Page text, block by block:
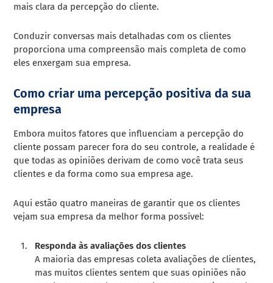
mais clara da percepção do cliente.
Conduzir conversas mais detalhadas com os clientes
proporciona uma compreensão mais completa de como
eles enxergam sua empresa.
Como criar uma percepção positiva da sua
empresa
Embora muitos fatores que influenciam a percepção do
cliente possam parecer fora do seu controle, a realidade é
que todas as opiniões derivam de como você trata seus
clientes e da forma como sua empresa age.
Aqui estão quatro maneiras de garantir que os clientes
vejam sua empresa da melhor forma possível:
Responda às avaliações dos clientes
A maioria das empresas coleta avaliações de clientes,
mas muitos clientes sentem que suas opiniões não